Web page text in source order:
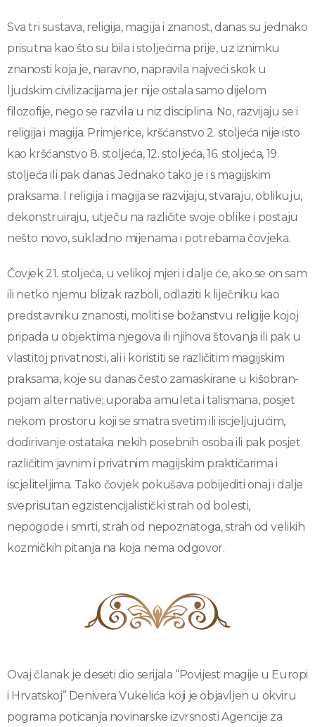
Sva tri sustava, religija, magija i znanost, danas su jednako
prisutna kao što su bila i stoljećima prije, uz iznimku
znanosti koja je, naravno, napravila najveći skok u
ljudskim civilizacijama jer nije ostala samo dijelom
filozofije, nego se razvila u niz disciplina. No, razvijaju se i
religija i magija. Primjerice, kršćanstvo 2. stoljeća nije isto
kao kršćanstvo 8. stoljeća, 12. stoljeća, 16. stoljeća, 19.
stoljeća ili pak danas. Jednako tako je i s magijskim
praksama. I religija i magija se razvijaju, stvaraju, oblikuju,
dekonstruiraju, utječu na različite svoje oblike i postaju
nešto novo, sukladno mijenama i potrebama čovjeka.
Čovjek 21. stoljeća, u velikoj mjeri i dalje će, ako se on sam
ili netko njemu blizak razboli, odlaziti k liječniku kao
predstavniku znanosti, moliti se božanstvu religije kojoj
pripada u objektima njegova ili njihova štovanja ili pak u
vlastitoj privatnosti, ali i koristiti se različitim magijskim
praksama, koje su danas često zamaskirane u kišobran-
pojam alternative: uporaba amuleta i talismana, posjet
nekom prostoru koji se smatra svetim ili iscjeljujućim,
dodirivanje ostataka nekih posebnih osoba ili pak posjet
različitim javnim i privatnim magijskim praktičarima i
iscjeliteljima. Tako čovjek pokušava pobijediti onaj i dalje
sveprisutan egzistencijalistički strah od bolesti,
nepogode i smrti, strah od nepoznatoga, strah od velikih
kozmičkih pitanja na koja nema odgovor.
Ovaj članak je deseti dio serijala “Povijest magije u Europi
i Hrvatskoj” Denivera Vukelića koji je objavljen u okviru
pograma poticanja novinarske izvrsnosti Agencije za